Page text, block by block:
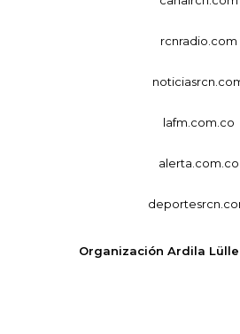
rcnradio.com
lafm.com.co
alerta.com.co
Organización Ardila